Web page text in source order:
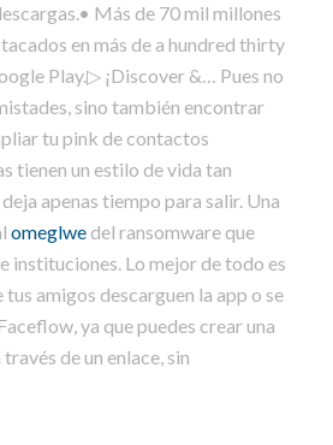
Más de 70 mil millones
en más de a hundred thirty
Play.▷ ¡Discover &… Pues no
sino también encontrar
tu pink de contactos
tienen un estilo de vida tan
apenas tiempo para salir. Una
omeglwedel ransomware que
instituciones. Lo mejor de todo es
tus amigos descarguen la app o se
ya que puedes crear una
de un enlace, sin